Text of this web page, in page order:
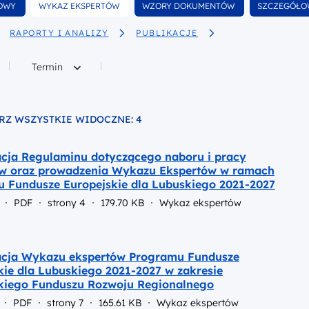
Wyfiltruj
WYKAZ EKSPERTÓW Wyfiltruj
WZORY DOKUMENTÓW Wyfiltruj
RAPORTY I ANALIZY PUBLIKACJE
Filtruj według
Termin
WSZYSTKIE WIDOCZNE: 4
Regulaminu dotyczącego naboru i pracy
oraz prowadzenia Wykazu Ekspertów w ramach
Fundusze Europejskie dla Lubuskiego 2021-2027
PDF strony 4 179.70 KB Wykaz ekspertów
Wykazu ekspertów Programu Fundusze
dla Lubuskiego 2021-2027 w zakresie
Funduszu Rozwoju Regionalnego
PDF strony 7 165.61 KB Wykaz ekspertów